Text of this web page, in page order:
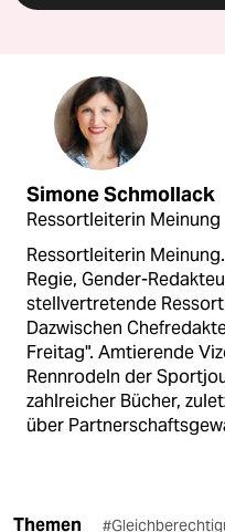
Simone Schmollack
Ressortleiterin Meinung
Ressortleiterin
Regie, Gender-
stellvertretende
Dazwischen
Freitag". Amtierende
Rennrodeln der
zahlreicher Bücher,
über
Themen